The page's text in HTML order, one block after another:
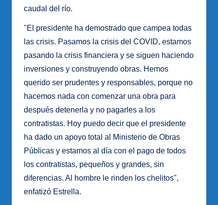
caudal del río.
"El presidente ha demostrado que campea todas
las crisis. Pasamos la crisis del COVID, estamos
pasando la crisis financiera y se siguen haciendo
inversiones y construyendo obras. Hemos
querido ser prudentes y responsables, porque no
hacemos nada con comenzar una obra para
después detenerla y no pagarles a los
contratistas. Hoy puedo decir que el presidente
ha dado un apoyo total al Ministerio de Obras
Públicas y estamos al día con el pago de todos
los contratistas, pequeños y grandes, sin
diferencias. Al hombre le rinden los chelitos",
enfatizó Estrella.